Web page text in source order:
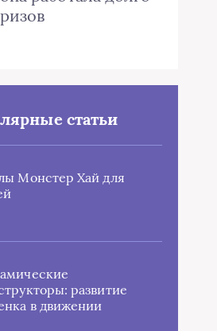
статьи
Монстер Хай для
развитие
в движении